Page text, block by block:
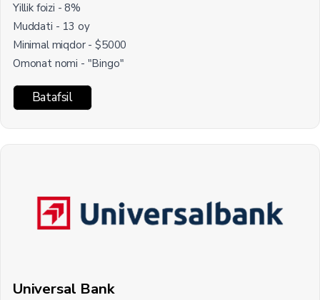
Yillik foizi - 8%
Muddati - 13 oy
Minimal miqdor - $5000
Omonat nomi - "Bingo"
Batafsil
Universal Bank